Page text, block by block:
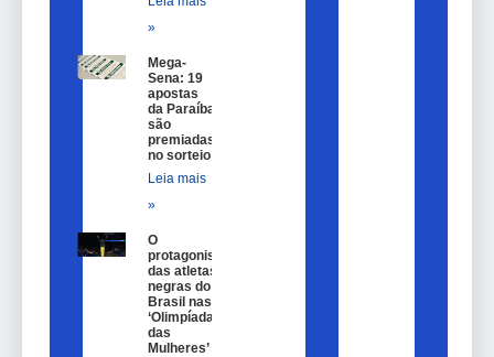
»
Mega-
Sena: 19
apostas
da Paraíba
são
premiadas
no sorteio
Leia mais
»
O
protagonismo
das atletas
negras do
Brasil nas
‘Olimpíadas
das
Mulheres’